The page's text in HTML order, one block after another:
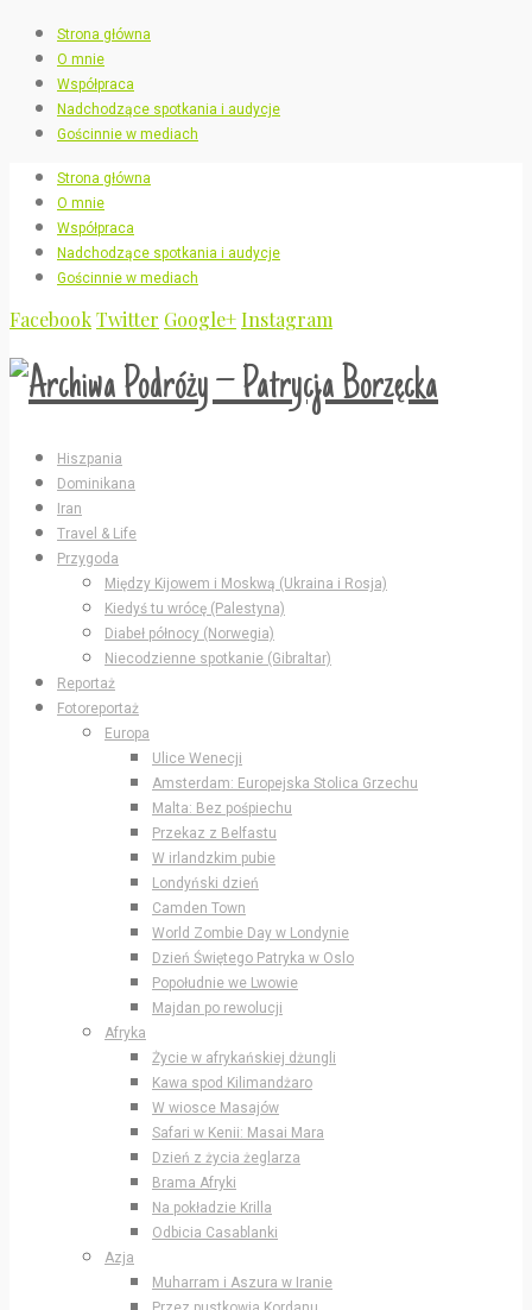
Strona główna
O mnie
Współpraca
Nadchodzące spotkania i audycje
Gościnnie w mediach
Strona główna
O mnie
Współpraca
Nadchodzące spotkania i audycje
Gościnnie w mediach
FacebookTwitter Google+Instagram
Hiszpania
Dominikana
Iran
Travel & Life
Przygoda
Między Kijowem i Moskwą (Ukraina i Rosja)
Kiedyś tu wrócę (Palestyna)
Diabeł północy (Norwegia)
Niecodzienne spotkanie (Gibraltar)
Reportaż
Fotoreportaż
Europa
Ulice Wenecji
Amsterdam: Europejska Stolica Grzechu
Malta: Bez pośpiechu
Przekaz z Belfastu
W irlandzkim pubie
Londyński dzień
Camden Town
World Zombie Day w Londynie
Dzień Świętego Patryka w Oslo
Popołudnie we Lwowie
Majdan po rewolucji
Afryka
Życie w afrykańskiej dżungli
Kawa spod Kilimandżaro
W wiosce Masajów
Safari w Kenii: Masai Mara
Dzień z życia żeglarza
Brama Afryki
Na pokładzie Krilla
Odbicia Casablanki
Azja
Muharram i Aszura w Iranie